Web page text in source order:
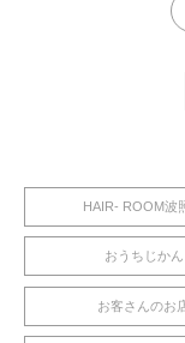
HAIR- ROOM波
おうちじかん
お客さんのお